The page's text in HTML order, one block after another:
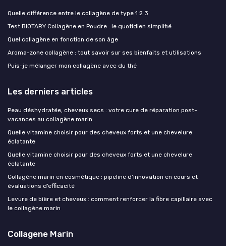
Quelle différence entre le collagène de type 1 2 3
Test BIOTARY Collagène en Poudre : le quotidien simplifié
Quel collagène en fonction de son âge
Aroma-zone collagène : tout savoir sur ses bienfaits et utilisations
Puis-je mélanger mon collagène avec du thé
Les derniers articles
Peau déshydratée, cheveux secs : votre cure de réparation post-
vacances au collagène marin
Quelle vitamine choisir pour des cheveux forts et une chevelure
éclatante
Quelle vitamine choisir pour des cheveux forts et une chevelure
éclatante
Collagène marin en cosmétique : pipeline d’innovation en cours et
évaluations d’efficacité
Levure de bière et cheveux : comment renforcer la fibre capillaire avec
le collagène marin
Collagene Marin